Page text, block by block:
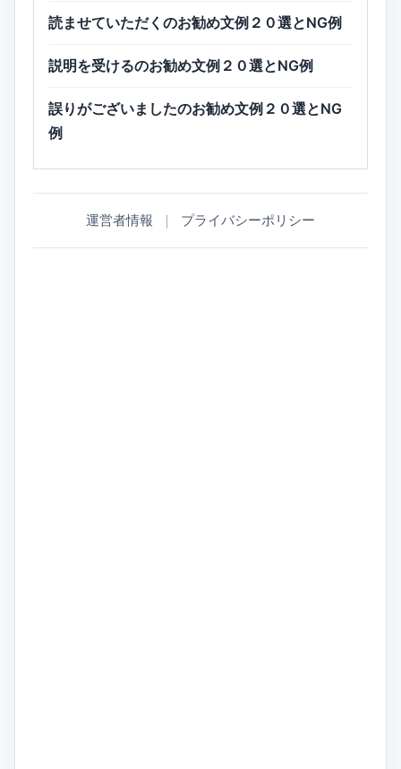
読ませていただくのお勧め文例２０選とNG例
説明を受けるのお勧め文例２０選とNG例
誤りがございましたのお勧め文例２０選とNG
例
運営者情報 ｜ プライバシーポリシー